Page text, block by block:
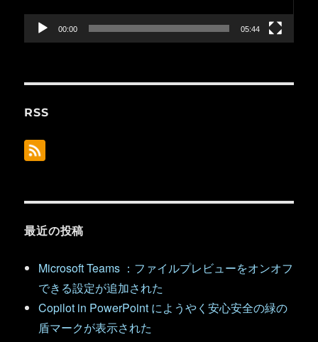
ー
00:00 05:44
RSS
最近の投稿
Microsoft Teams ：ファイルプレビューをオンオフ
できる設定が追加された
Copilot in PowerPoint にようやく安心安全の緑の
盾マークが表示された